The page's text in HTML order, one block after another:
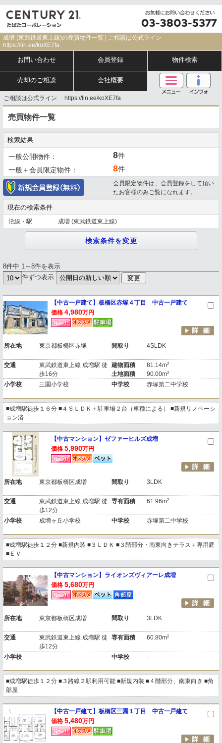
成増 (東武鉄道東上線)の売買物件一覧 | ご相談は公式ライン
https://lin.ee/koXE7fa
お問い合わせ 会員登録 物件検索
売却のご相談 会社概要
ご相談は公式ライン https://lin.ee/koXE7fa
売買物件一覧
検索結果
一般公開物件： 8件
一般＋会員限定物件：
8件
会員限定物件は、会員登録をして頂い
たお客様のみご覧になれます。
現在の検索条件
沿線・駅 成増 (東武鉄道東上線)
8件中 1～8件を表示
件ずつ表示
【中古一戸建て】板橋区赤塚４丁目 中古一戸建て
価格 4,980万円
所在地 東京都板橋区赤塚 間取り 4SLDK
交通
東武鉄道東上線 成増駅 徒
歩16分
建物面積
土地面積
81.14m2
90.00m2
小学校 三園小学校 中学校 赤塚第二中学校
■成増駅徒歩１６分 ■４ＳＬＤＫ＋駐車場２台（車種による） ■新規リノベーシ
ョン済
【中古マンション】ゼファーヒルズ成増
価格 5,990万円
所在地 東京都板橋区成増 間取り 3LDK
交通
東武鉄道東上線 成増駅 徒
歩12分
専有面積 61.96m2
小学校 成増ヶ丘小学校 中学校 赤塚第二中学校
■成増駅徒歩１２分 ■新規内装 ■３ＬＤＫ ■３階部分・南東向きテラス＋専用庭
■ＥＶ
【中古マンション】ライオンズヴィアーレ成増
価格 5,680万円
所在地 東京都板橋区成増 間取り 3LDK
交通
東武鉄道東上線 成増駅 徒
歩12分
専有面積 60.80m2
小学校 - 中学校 -
■成増駅徒歩１２分 ■３路線２駅利用可能 ■新規内装 ■４階部分、南東向き ■角
部屋
【中古一戸建て】板橋区三園１丁目 中古一戸建て
価格 5,480万円